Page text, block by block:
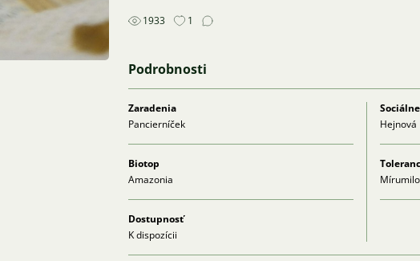
1933 1
Podrobnosti
Zaradenia
Pancierníček
Hejnová
Biotop
Amazonia
Dostupnosť
K dispozícii